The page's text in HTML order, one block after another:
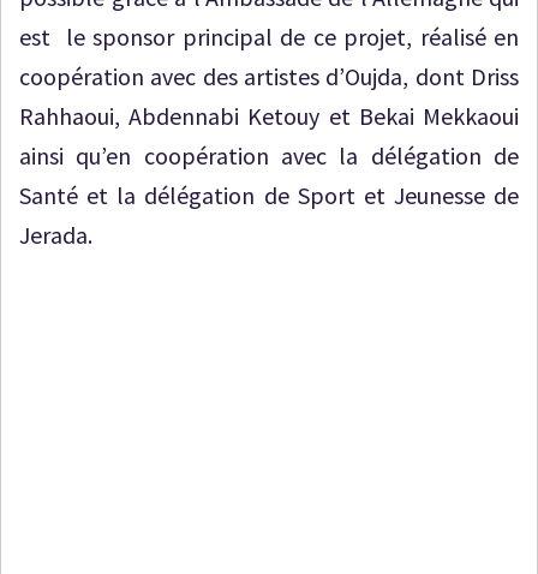
est le sponsor principal de ce projet, réalisé en
coopération avec des artistes d’Oujda, dont Driss
Rahhaoui, Abdennabi Ketouy et Bekai Mekkaoui
ainsi qu’en coopération avec la délégation de
Santé et la délégation de Sport et Jeunesse de
Jerada.